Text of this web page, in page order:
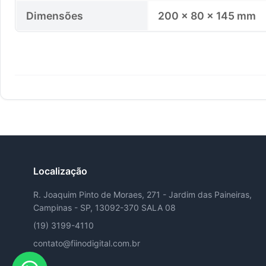
Dimensões 200 × 80 × 145 mm
Localização
R. Joaquim Pinto de Moraes, 271 - Jardim das Paineiras,
Campinas - SP, 13092-370 SALA 08
(19) 3199-4110
contato@fiinodigital.com.br